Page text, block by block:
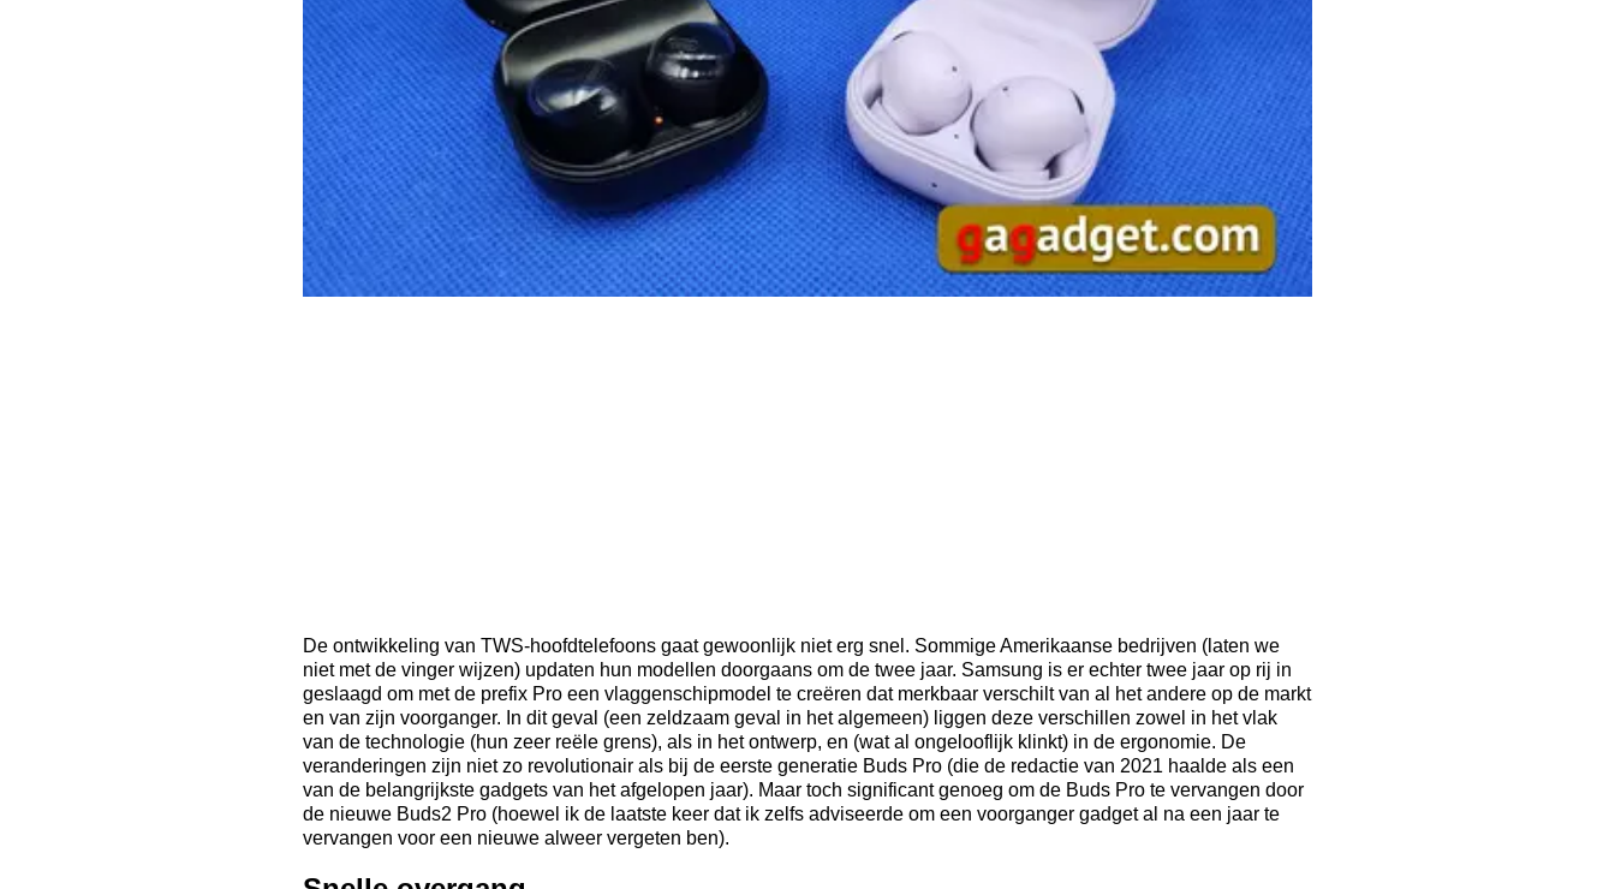
De ontwikkeling van TWS-hoofdtelefoons gaat gewoonlijk niet erg snel. Sommige Amerikaanse bedrijven (laten we
niet met de vinger wijzen) updaten hun modellen doorgaans om de twee jaar. Samsung is er echter twee jaar op rij in
geslaagd om met de prefix Pro een vlaggenschipmodel te creëren dat merkbaar verschilt van al het andere op de markt
en van zijn voorganger. In dit geval (een zeldzaam geval in het algemeen) liggen deze verschillen zowel in het vlak
van de technologie (hun zeer reële grens), als in het ontwerp, en (wat al ongelooflijk klinkt) in de ergonomie. De
veranderingen zijn niet zo revolutionair als bij de eerste generatie Buds Pro (die de redactie van 2021 haalde als een
van de belangrijkste gadgets van het afgelopen jaar). Maar toch significant genoeg om de Buds Pro te vervangen door
de nieuwe Buds2 Pro (hoewel ik de laatste keer dat ik zelfs adviseerde om een voorganger gadget al na een jaar te
vervangen voor een nieuwe alweer vergeten ben).